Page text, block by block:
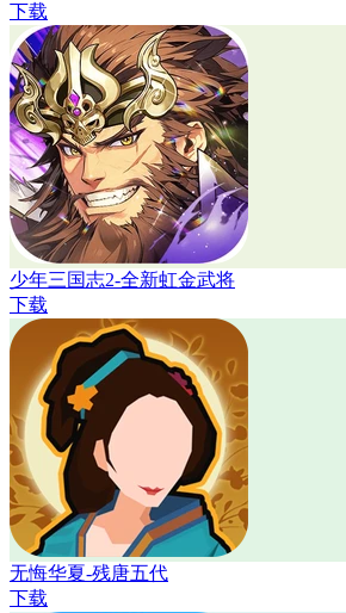
下载
少年三国志2-全新虹金武将
下载
无悔华夏-残唐五代
下载